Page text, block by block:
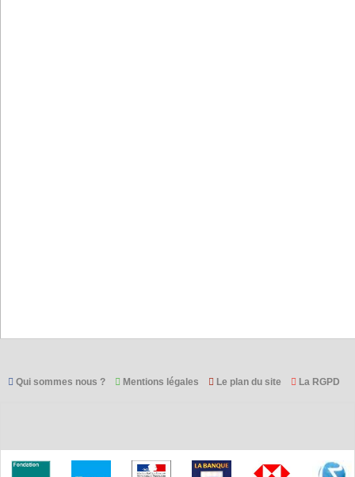
Qui sommes nous ? Mentions légales Le plan du site La RGPD